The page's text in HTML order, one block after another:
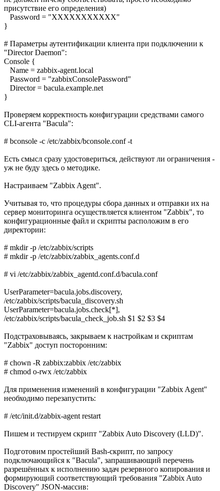
присутствие его определения)
Password = "XXXXXXXXXXX"
}
# Параметры аутентификации клиента при подключении к
"Director Daemon":
Console {
Name = zabbix-agent.local
Password = "zabbixConsolePassword"
Director = bacula.example.net
}
Проверяем корректность конфигурации средствами самого
CLI-агента "Bacula":
# bconsole -c /etc/zabbix/bconsole.conf -t
Есть смысл сразу удостовериться, действуют ли ограничения -
уж не буду здесь о методике.
Настраиваем "Zabbix Agent".
Учитывая то, что процедуры сбора данных и отправки их на
сервер мониторинга осуществляется клиентом "Zabbix", то
конфигурационные файл и скрипты расположим в его
директории:
# mkdir -p /etc/zabbix/scripts
# mkdir -p /etc/zabbix/zabbix_agents.conf.d
# vi /etc/zabbix/zabbix_agentd.conf.d/bacula.conf
UserParameter=bacula.jobs.discovery,
/etc/zabbix/scripts/bacula_discovery.sh
UserParameter=bacula.jobs.check[*],
/etc/zabbix/scripts/bacula_check_job.sh $1 $2 $3 $4
Подстраховываясь, закрываем к настройкам и скриптам
"Zabbix" доступ посторонним:
# chown -R zabbix:zabbix /etc/zabbix
# chmod o-rwx /etc/zabbix
Для применения изменений в конфигурации "Zabbix Agent"
необходимо перезапустить:
# /etc/init.d/zabbix-agent restart
Пишем и тестируем скрипт "Zabbix Auto Discovery (LLD)".
Подготовим простейший Bash-скрипт, по запросу
подключающийся к "Bacula", запрашивающий перечень
разрешённых к исполнению задач резервного копирования и
формирующий соответствующий требования "Zabbix Auto
Discovery" JSON-массив: